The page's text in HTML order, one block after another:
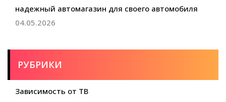
надежный автомагазин для своего автомобиля
04.05.2026
РУБРИКИ
Зависимость от ТВ